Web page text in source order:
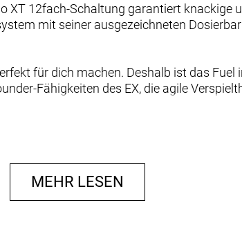
XT 12fach-Schaltung garantiert knackige
mit seiner ausgezeichneten
für dich machen. Deshalb ist das
Fähigkeiten des EX, die agile
MEHR LESEN